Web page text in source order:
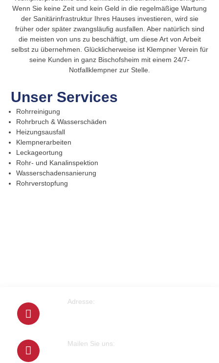
Wenn Sie keine Zeit und kein Geld in die regelmäßige Wartung
der Sanitärinfrastruktur Ihres Hauses investieren, wird sie
früher oder später zwangsläufig ausfallen. Aber natürlich sind
die meisten von uns zu beschäftigt, um diese Art von Arbeit
selbst zu übernehmen. Glücklicherweise ist Klempner Verein für
seine Kunden in ganz Bischofsheim mit einem 24/7-
Notfallklempner zur Stelle.
Unser Services
Rohrreinigung
Rohrbruch & Wasserschäden
Heizungsausfall
Klempnerarbeiten
Leckageortung
Rohr- und Kanalinspektion
Wasserschadensanierung
Rohrverstopfung
Adresse:
Mailen Sie uns: